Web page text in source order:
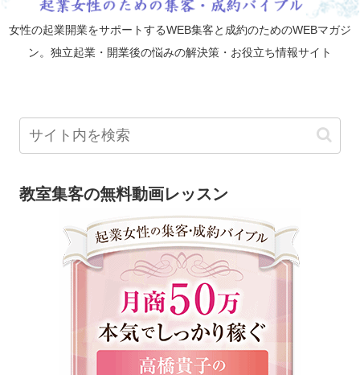
女性の起業開業をサポートするWEB集客と成約のためのWEBマガジ
ン。独立起業・開業後の悩みの解決策・お役立ち情報サイト
教室集客の無料動画レッスン